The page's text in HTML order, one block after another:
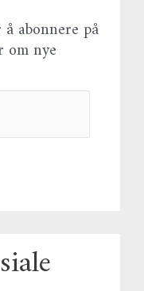
abonnere på
om nye